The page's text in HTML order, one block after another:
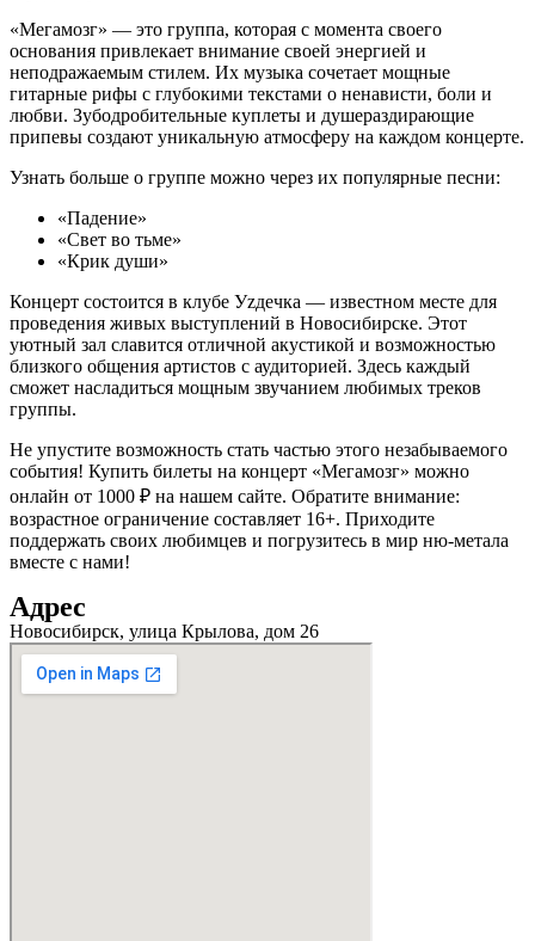
«Мегамозг» — это группа, которая с момента своего
основания привлекает внимание своей энергией и
неподражаемым стилем. Их музыка сочетает мощные
гитарные рифы с глубокими текстами о ненависти, боли и
любви. Зубодробительные куплеты и душераздирающие
припевы создают уникальную атмосферу на каждом концерте.
Узнать больше о группе можно через их популярные песни:
«Падение»
«Свет во тьме»
«Крик души»
Концерт состоится в клубе Уzдечка — известном месте для
проведения живых выступлений в Новосибирске. Этот
уютный зал славится отличной акустикой и возможностью
близкого общения артистов с аудиторией. Здесь каждый
сможет насладиться мощным звучанием любимых треков
группы.
Не упустите возможность стать частью этого незабываемого
события! Купить билеты на концерт «Мегамозг» можно
онлайн от 1000 ₽ на нашем сайте. Обратите внимание:
возрастное ограничение составляет 16+. Приходите
поддержать своих любимцев и погрузитесь в мир ню-метала
вместе с нами!
Адрес
Новосибирск, улица Крылова, дом 26